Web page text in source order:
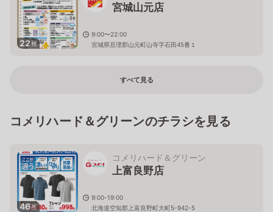
22枚
宮城山元店
9:00〜22:00
宮城県亘理郡山元町山寺字石田45番１
すべて見る
コメリハード＆グリーンのチラシを見る
46枚
コメリハード＆グリーン
上富良野店
9:00-19:00
北海道空知郡上富良野町大町5-942-5